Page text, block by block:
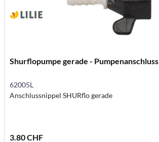
Shurflopumpe gerade - Pumpenanschluss
62005L
Anschlussnippel SHURflo gerade
3.80 CHF